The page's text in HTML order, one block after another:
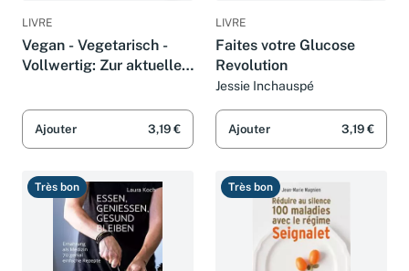
LIVRE
Vegan - Vegetarisch -
Vollwertig: Zur aktuellen
Ajouter 3,19 €
LIVRE
Faites votre Glucose
Revolution
Jessie Inchauspé
Ajouter 3,19 €
Très bon Très bon